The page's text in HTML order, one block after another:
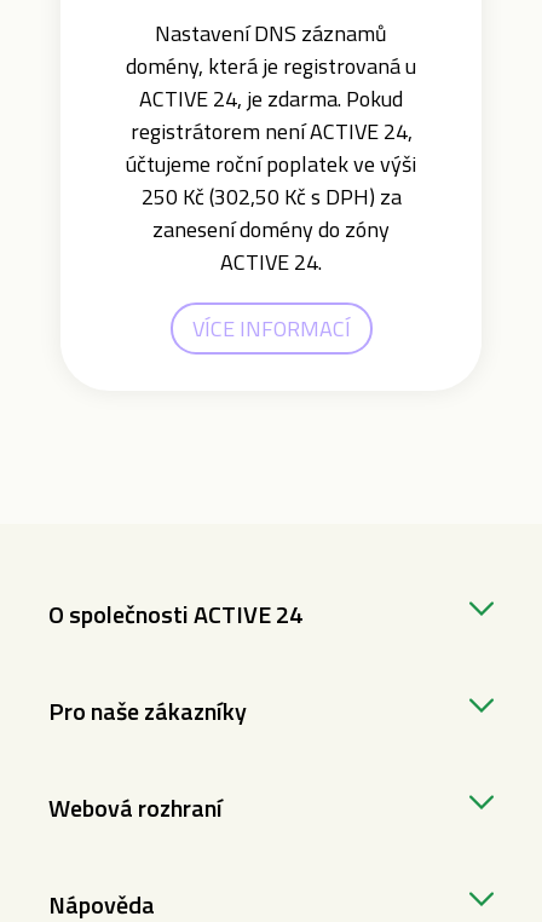
Nastavení DNS záznamů
domény, která je registrovaná u
ACTIVE 24, je zdarma. Pokud
registrátorem není ACTIVE 24,
účtujeme roční poplatek ve výši
250 Kč (302,50 Kč s DPH) za
zanesení domény do zóny
ACTIVE 24.
VÍCE INFORMACÍ
O společnosti ACTIVE 24
Pro naše zákazníky
Webová rozhraní
Nápověda